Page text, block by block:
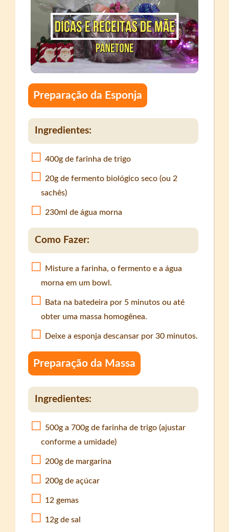
Preparação da Esponja
Ingredientes:
400g de farinha de trigo
20g de fermento biológico seco (ou 2
sachês)
230ml de água morna
Como Fazer:
Misture a farinha, o fermento e a água
morna em um bowl.
Bata na batedeira por 5 minutos ou até
obter uma massa homogênea.
Deixe a esponja descansar por 30 minutos.
Preparação da Massa
Ingredientes:
500g a 700g de farinha de trigo (ajustar
conforme a umidade)
200g de margarina
200g de açúcar
12 gemas
12g de sal